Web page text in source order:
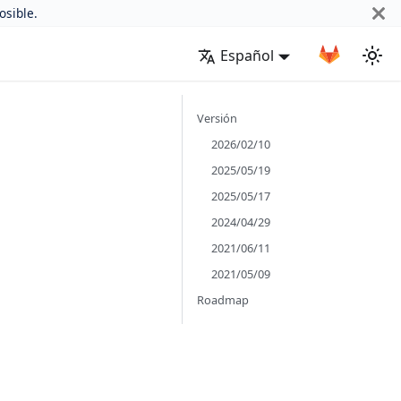
Español
Versión
2026/02/10
2025/05/19
2025/05/17
2024/04/29
2021/06/11
2021/05/09
Roadmap